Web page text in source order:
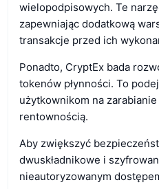
wielopodpisowych. Te
zapewniając dodatkową
transakcje przed ich
Ponadto, CryptEx bada
tokenów płynności. To
użytkownikom na
rentownością.
Aby zwiększyć
dwuskładnikowe i
nieautoryzowanym